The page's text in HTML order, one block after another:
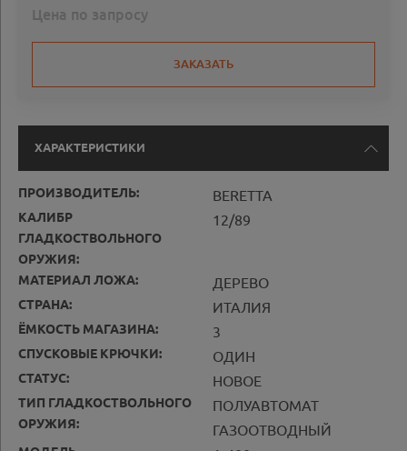
Цена по запросу
ЗАКАЗАТЬ
ХАРАКТЕРИСТИКИ
ПРОИЗВОДИТЕЛЬ: BERETTA
КАЛИБР
ГЛАДКОСТВОЛЬНОГО
ОРУЖИЯ:
12/89
МАТЕРИАЛ ЛОЖА: ДЕРЕВО
СТРАНА: ИТАЛИЯ
ЁМКОСТЬ МАГАЗИНА: 3
СПУСКОВЫЕ КРЮЧКИ: ОДИН
СТАТУС: НОВОЕ
ТИП ГЛАДКОСТВОЛЬНОГО
ОРУЖИЯ:
ПОЛУАВТОМАТ
ГАЗООТВОДНЫЙ